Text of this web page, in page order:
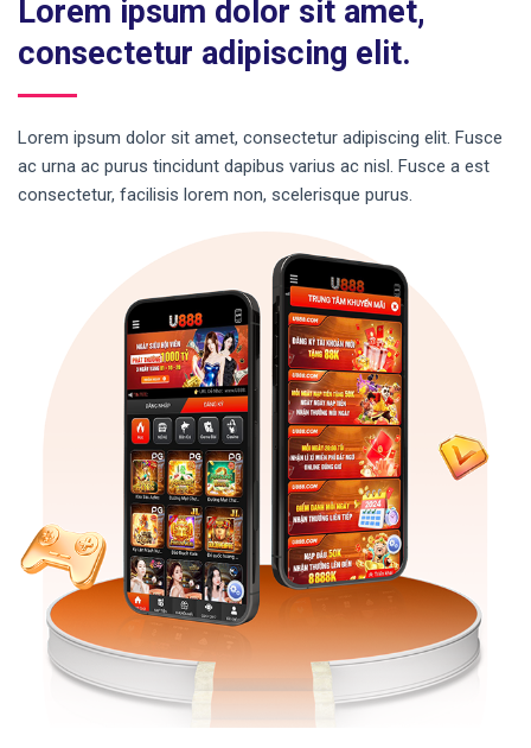
Lorem ipsum dolor sit amet,
consectetur adipiscing elit.
Lorem ipsum dolor sit amet, consectetur adipiscing elit. Fusce
ac urna ac purus tincidunt dapibus varius ac nisl. Fusce a est
consectetur, facilisis lorem non, scelerisque purus.